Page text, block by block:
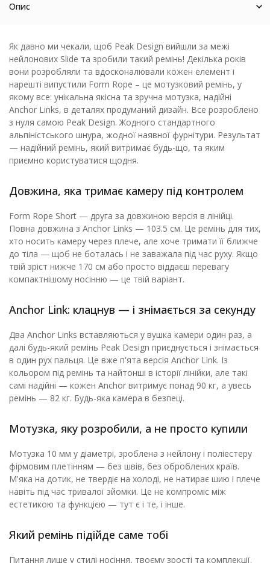
Опис
Як давно ми чекали, щоб Peak Design вийшли за межі
нейлонових Slide та зробили такий ремінь! Декілька років
вони розробляли та вдосконалювали кожен елемент і
нарешті випустили Form Rope – це мотузковий ремінь, у
якому все: унікальна якісна та зручна мотузка, надійні
Anchor Links, в деталях продуманий дизайн. Все розроблено
з нуля самою Peak Design. Жодного стандартного
альпіністського шнура, жодної наявної фурнітури. Результат
— надійний ремінь, який витримає будь-що, та яким
приємно користуватися щодня.
Довжина, яка тримає камеру під контролем
Form Rope Short — друга за довжиною версія в лінійці.
Повна довжина з Anchor Links — 103.5 см. Це ремінь для тих,
хто носить камеру через плече, але хоче тримати її ближче
до тіла — щоб не боталась і не заважала під час руху. Якщо
твій зріст нижче 170 см або просто віддаєш перевагу
компактнішому носінню — це твій варіант.
Anchor Link: клацнув — і знімається за секунду
Два Anchor Links вставляються у вушка камери один раз, а
далі будь-який ремінь Peak Design приєднується і знімається
в один рух пальця. Це вже п'ята версія Anchor Link. Із
кольором під ремінь та найтонші в історії лінійки, але такі
самі надійні — кожен Anchor витримує понад 90 кг, а увесь
ремінь — 82 кг. Будь-яка камера в безпеці.
Мотузка, яку розробили, а не просто купили
Мотузка 10 мм у діаметрі, зроблена з нейлону і поліестеру
фірмовим плетінням — без швів, без оброблених країв.
М'яка на дотик, не твердіє на холоді, не натирає шию і плече
навіть під час тривалої зйомки. Це не компроміс між
естетикою та функцією — тут є і те, і інше.
Який ремінь підійде саме тобі
Питання лише у стилі носіння, твоєму зрості та комплекції.